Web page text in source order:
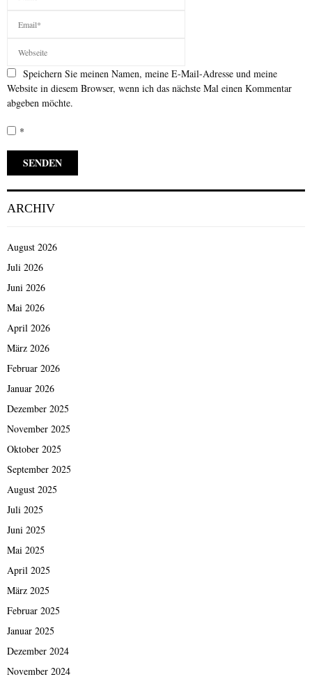
Speichern Sie meinen Namen, meine E-Mail-Adresse und meine
Website in diesem Browser, wenn ich das nächste Mal einen Kommentar
abgeben möchte.
*
ARCHIV
August 2026
Juli 2026
Juni 2026
Mai 2026
April 2026
März 2026
Februar 2026
Januar 2026
Dezember 2025
November 2025
Oktober 2025
September 2025
August 2025
Juli 2025
Juni 2025
Mai 2025
April 2025
März 2025
Februar 2025
Januar 2025
Dezember 2024
November 2024